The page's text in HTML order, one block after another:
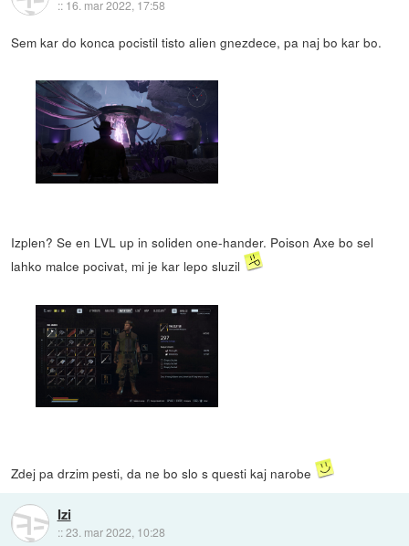
:: 16. mar 2022, 17:58
Sem kar do konca pocistil tisto alien gnezdece, pa naj bo kar bo.
Izplen? Se en LVL up in soliden one-hander. Poison Axe bo sel
lahko malce pocivat, mi je kar lepo sluzil
Zdej pa drzim pesti, da ne bo slo s questi kaj narobe
Izi
::23. mar 2022, 10:28